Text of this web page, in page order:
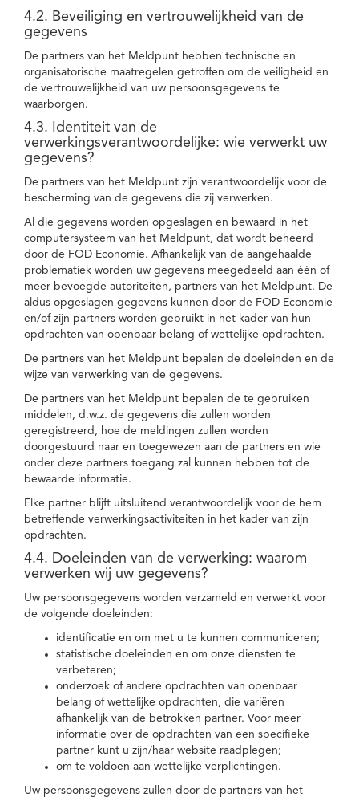
4.2. Beveiliging en vertrouwelijkheid van de
gegevens
De partners van het Meldpunt hebben technische en
organisatorische maatregelen getroffen om de veiligheid en
de vertrouwelijkheid van uw persoonsgegevens te
waarborgen.
4.3. Identiteit van de
verwerkingsverantwoordelijke: wie verwerkt uw
gegevens?
De partners van het Meldpunt zijn verantwoordelijk voor de
bescherming van de gegevens die zij verwerken.
Al die gegevens worden opgeslagen en bewaard in het
computersysteem van het Meldpunt, dat wordt beheerd
door de FOD Economie. Afhankelijk van de aangehaalde
problematiek worden uw gegevens meegedeeld aan één of
meer bevoegde autoriteiten, partners van het Meldpunt. De
aldus opgeslagen gegevens kunnen door de FOD Economie
en/of zijn partners worden gebruikt in het kader van hun
opdrachten van openbaar belang of wettelijke opdrachten.
De partners van het Meldpunt bepalen de doeleinden en de
wijze van verwerking van de gegevens.
De partners van het Meldpunt bepalen de te gebruiken
middelen, d.w.z. de gegevens die zullen worden
geregistreerd, hoe de meldingen zullen worden
doorgestuurd naar en toegewezen aan de partners en wie
onder deze partners toegang zal kunnen hebben tot de
bewaarde informatie.
Elke partner blijft uitsluitend verantwoordelijk voor de hem
betreffende verwerkingsactiviteiten in het kader van zijn
opdrachten.
4.4. Doeleinden van de verwerking: waarom
verwerken wij uw gegevens?
Uw persoonsgegevens worden verzameld en verwerkt voor
de volgende doeleinden:
identificatie en om met u te kunnen communiceren;
statistische doeleinden en om onze diensten te
verbeteren;
onderzoek of andere opdrachten van openbaar
belang of wettelijke opdrachten, die variëren
afhankelijk van de betrokken partner. Voor meer
informatie over de opdrachten van een specifieke
partner kunt u zijn/haar website raadplegen;
om te voldoen aan wettelijke verplichtingen.
Uw persoonsgegevens zullen door de partners van het